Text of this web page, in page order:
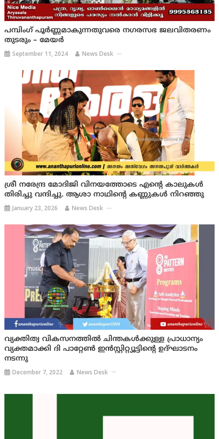
പമ്പിംഗ് പൂര്‍ണ്ണമാകുന്നതുവരെ നഗരസഭ ജലവിതരണം
തുടരും – മേയര്‍
September 11, 2024 News Desk
ശ്രീ നരേന്ദ്ര മോദിജി വിനയത്തോടെ എന്റെ കാലുകൾ
തിരിച്ചു വന്ദിച്ചു. ആശാ നാഥിന്റെ കണ്ണുകള്‍ നിറഞ്ഞു
January 23, 2026 News Desk
വ്യക്തിത്വ വികസനത്തില്‍ ചിന്തകള്‍ക്കുള്ള പ്രാധാന്യം
വ്യക്തമാക്കി ദി പാറ്റേണ്‍ ഇന്‍സ്റ്റിറ്റ്യൂട്ടിന്റെ ഉദ്ഘാടനം
നടന്നു
December 7, 2022 News Desk